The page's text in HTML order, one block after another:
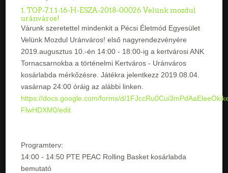
1. TOP-7.1.1-16-H-ESZA-2018-00026 Velünk mozdul
uránváros!
Várunk szeretettel mindenkit a Pécsi Életmód Egyesület
Velünk Mozdul Uránváros! első nagyrendezvényére
2019.augusztus 10.-én 14:00 - 18:00-ig a kertvárosi ANK
Tornacsarnokba a történelmi Kertváros - Uránváros
kosárlabda mérkőzésre. Játékra jelentkezz 2019.08.04.
vasárnap 24:00 óráig az alábbi linken.
https://docs.google.com/forms/d/
FlwHDXM0/edit
Programterv:
14:00 - 14:50 PTE PEAC Rolling Basket kosárlabda
bemutató